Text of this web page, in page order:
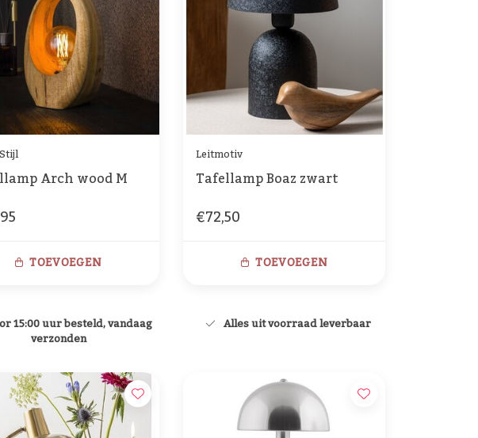
Arch wood M
TOEVOEGEN
Leitmotiv
Tafellamp Boaz zwart
€72,50
TOEVOEGEN
15:00 uur besteld, vandaag
verzonden
Alles uit voorraad leverbaar